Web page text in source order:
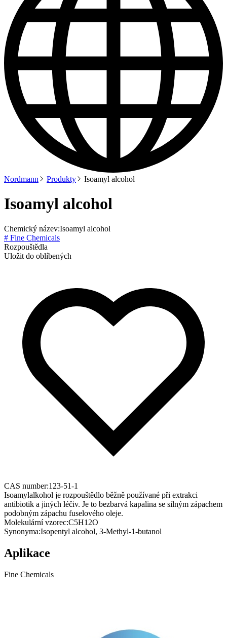
Nordmann Produkty Isoamyl alcohol
Isoamyl alcohol
Chemický název:Isoamyl alcohol
# Fine Chemicals
Rozpouštědla
Uložit do oblíbených
CAS number:123-51-1
Isoamylalkohol je rozpouštědlo běžně používané při extrakci
antibiotik a jiných léčiv. Je to bezbarvá kapalina se silným zápachem
podobným zápachu fuselového oleje.
Molekulární vzorec:C5H12O
Synonyma:Isopentyl alcohol, 3-Methyl-1-butanol
Aplikace
Fine Chemicals